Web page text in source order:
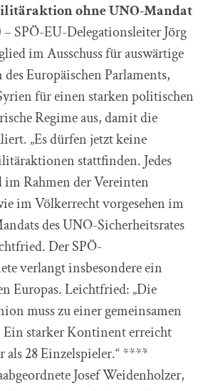
ohne UNO-Mandat
SPÖ-EU-Delegationsleiter Jörg
im Ausschuss für auswärtige
Europäischen Parlaments,
für einen starken politischen
Regime aus, damit die
„Es dürfen jetzt keine
stattfinden. Jedes
Rahmen der Vereinten
im Völkerrecht vorgesehen im
des UNO-Sicherheitsrates
Der SPÖ-
verlangt insbesondere ein
Europas. Leichtfried: „Die
muss zu einer gemeinsamen
Ein starker Kontinent erreicht
als 28 Einzelspieler.“ ****
Josef Weidenholzer,